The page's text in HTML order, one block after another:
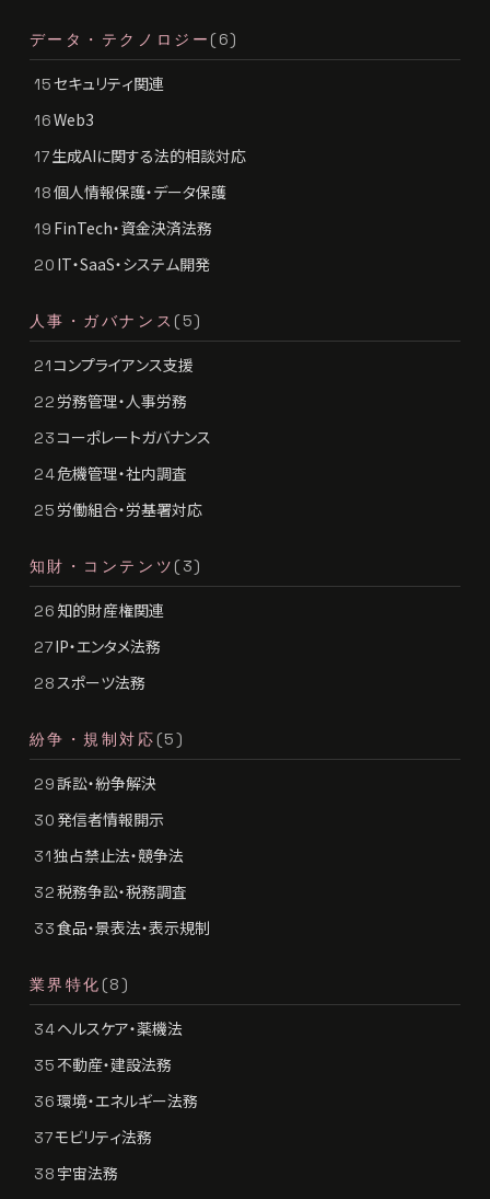
データ・テクノロジー (6)
15セキュリティ関連
16Web3
17生成AIに関する法的相談対応
18個人情報保護・データ保護
19 FinTech・資金決済法務
20 IT・SaaS・システム開発
人事・ガバナンス (5)
21コンプライアンス支援
22 労務管理・人事労務
23コーポレートガバナンス
24危機管理・社内調査
25 労働組合・労基署対応
知財・コンテンツ (3)
26 知的財産権関連
27IP・エンタメ法務
28 スポーツ法務
紛争・規制対応 (5)
29訴訟・紛争解決
30 発信者情報開示
31独占禁止法・競争法
32税務争訟・税務調査
33食品・景表法・表示規制
業界特化 (8)
34ヘルスケア・薬機法
35不動産・建設法務
36環境・エネルギー法務
37モビリティ法務
38 宇宙法務